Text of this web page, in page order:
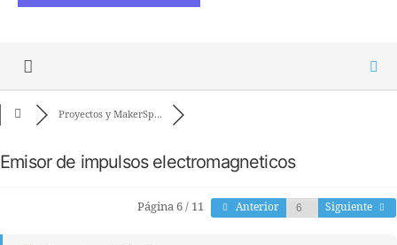
Proyectos y MakerSp...
Emisor de impulsos electromagneticos
Página 6 / 11 Anterior Siguiente